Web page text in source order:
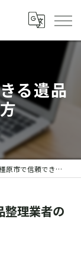
る遺品
信頼できる遺品整理業者の選び方
整理業者の